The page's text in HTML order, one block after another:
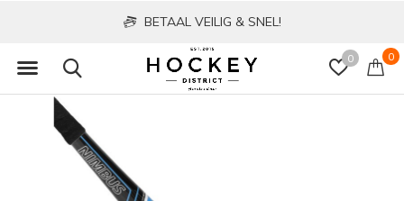
0 0
BETAAL VEILIG & SNEL!